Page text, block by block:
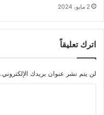
2 مايو، 2024
اترك تعليقاً
لن يتم نشر عنوان بريدك الإلكتروني.